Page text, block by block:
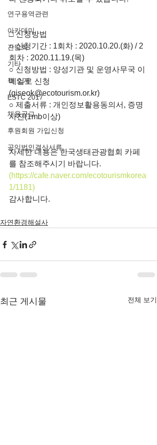
연구용역관련
아카데미
간담회
기타
책 소개
ESTC 2017
채용공고
후원회원 가입신청
공익법인결산서류
□ 신청방법
○ 신청기간 : 1회차 : 2020.10.20.(화) / 2
회차 : 2020.11.19.(목)
○ 신청방법 : 양성기관 및 운영사무국 이
메일로 신청
(giseok@ecotourism.or.kr)
○ 제출서류 : 개인정보활용동의서, 증명
사진(1mb이상)
자세한 내용은 한국생태관광협회 카페
를 참조해주시기 바랍니다.
(https://cafe.naver.com/ecotourismkorea
1/1181)
감사합니다.
자연환경해설사
최근 게시물 전체 보기